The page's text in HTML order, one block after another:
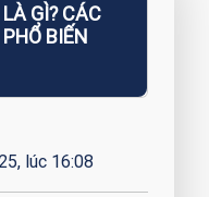
GÌ? CÁC
BIẾN
lúc 16:08